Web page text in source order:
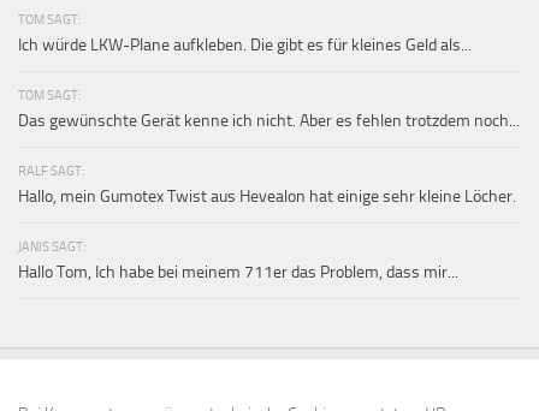
TOM SAGT:
Ich würde LKW-Plane aufkleben. Die gibt es für kleines Geld als...
TOM SAGT:
Das gewünschte Gerät kenne ich nicht. Aber es fehlen trotzdem noch...
RALF SAGT:
Hallo, mein Gumotex Twist aus Hevealon hat einige sehr kleine Löcher.
JANIS SAGT:
Hallo Tom, Ich habe bei meinem 711er das Problem, dass mir...